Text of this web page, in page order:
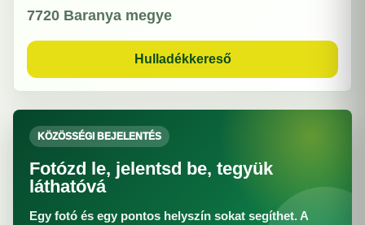
7720 Baranya megye
Hulladékkereső
KÖZÖSSÉGI BEJELENTÉS
Fotózd le, jelentsd be, tegyük
láthatóvá
Egy fotó és egy pontos helyszín sokat segíthet. A